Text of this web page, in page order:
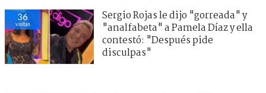
36
visitas
Sergio Rojas le dijo "gorreada" y
"analfabeta" a Pamela Díaz y ella
contestó: "Después pide
disculpas"